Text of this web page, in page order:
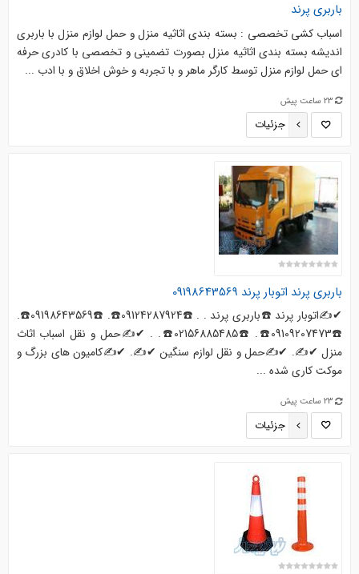
باربری پرند
اسباب کشی تخصصی : بسته بندی اثاثیه منزل و حمل لوازم منزل با باربری
اندیشه بسته بندی اثاثیه منزل بصورت تضمینی و تخصصی با کادری حرفه
ای حمل لوازم منزل توسط کارگر ماهر و با تجربه و خوش اخلاق و با ادب ...
23 ساعت پیش
جزئیات
باربری پرند اتوبار پرند 09198643569
✔✍اتوبار پرند ☎️باربری پرند . . ☎️09124287924☎️. ☎️09198643569☎️.
☎️09109207473☎️. ☎️02156885485☎️. . ✔✍حمل و نقل اسباب اثاث
منزل ✔✍. ✔✍حمل و نقل لوازم سنگین ✔✍. ✔✍کامیون های بزرگ و
موکت کاری شده ...
23 ساعت پیش
جزئیات